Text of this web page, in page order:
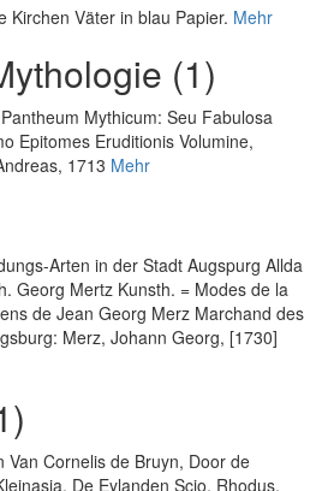
Kirchen Väter in blau Papier. Mehr
(1)
Pantheum Mythicum: Seu Fabulosa
Epitomes Eruditionis Volumine,
1713 Mehr
Arten in der Stadt Augspurg Allda
Georg Mertz Kunsth. = Modes de la
de Jean Georg Merz Marchand des
Merz, Johann Georg, [1730]
Van Cornelis de Bruyn, Door de
De Eylanden Scio, Rhodus,